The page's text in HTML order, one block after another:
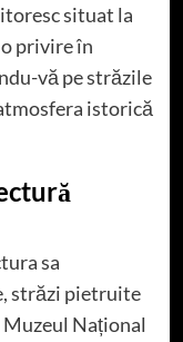
situat la
privire în
vă pe străzile
istorică
sa
străzi pietruite
Național